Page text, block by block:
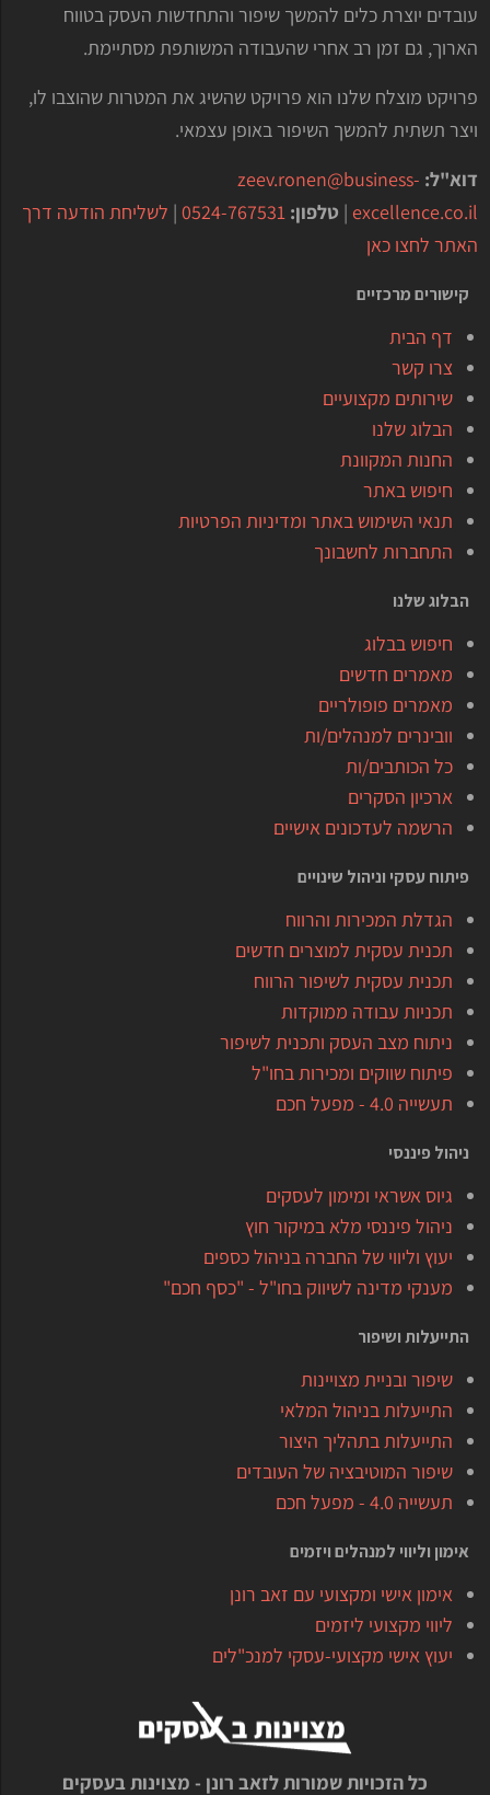
עובדים יוצרת כלים להמשך שיפור והתחדשות העסק בטווח
הארוך, גם זמן רב אחרי שהעבודה המשותפת מסתיימת.
פרויקט מוצלח שלנו הוא פרויקט שהשיג את המטרות שהוצבו לו,
ויצר תשתית להמשך השיפור באופן עצמאי.
דוא"ל: zeev.ronen@business-
excellence.co.il
| טלפון: 0524-767531
| לשליחת הודעה דרך
האתר לחצו כאן
קישורים מרכזיים
דף הבית
צרו קשר
שירותים מקצועיים
הבלוג שלנו
החנות המקוונת
חיפוש באתר
תנאי השימוש באתר ומדיניות הפרטיות
התחברות לחשבונך
הבלוג שלנו
חיפוש בבלוג
מאמרים חדשים
מאמרים פופולריים
וובינרים למנהלים/ות
כל הכותבים/ות
ארכיון הסקרים
הרשמה לעדכונים אישיים
פיתוח עסקי וניהול שינויים
הגדלת המכירות והרווח
תכנית עסקית למוצרים חדשים
תכנית עסקית לשיפור הרווח
תכניות עבודה ממוקדות
ניתוח מצב העסק ותכנית לשיפור
פיתוח שווקים ומכירות בחו"ל
תעשייה 4.0 - מפעל חכם
ניהול פיננסי
גיוס אשראי ומימון לעסקים
ניהול פיננסי מלא במיקור חוץ
יעוץ וליווי של החברה בניהול כספים
מענקי מדינה לשיווק בחו"ל - "כסף חכם"
התייעלות ושיפור
שיפור ובניית מצויינות
התייעלות בניהול המלאי
התייעלות בתהליך היצור
שיפור המוטיבציה של העובדים
תעשייה 4.0 - מפעל חכם
אימון וליווי למנהלים ויזמים
אימון אישי ומקצועי עם זאב רונן
ליווי מקצועי ליזמים
יעוץ אישי מקצועי-עסקי למנכ"לים
כל הזכויות שמורות לזאב רונן - מצוינות בעסקים